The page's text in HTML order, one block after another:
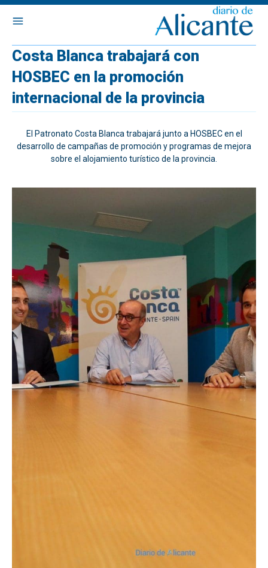
Costa Blanca trabajará con
HOSBEC en la promoción
internacional de la provincia
El Patronato Costa Blanca trabajará junto a HOSBEC en el
desarrollo de campañas de promoción y programas de mejora
sobre el alojamiento turístico de la provincia.